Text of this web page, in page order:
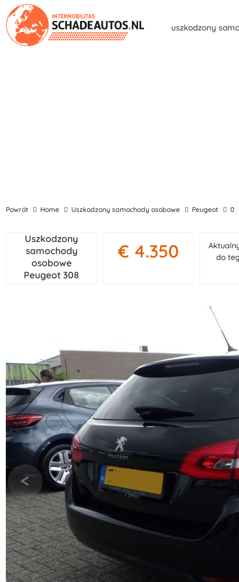
uszkodzony
powrót Home uszkodzony samochody osobowe Peugeot 0
Uszkodzony
samochody
osobowe
Peugeot 308
€ 4.350
do